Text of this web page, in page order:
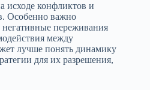
исходе конфликтов и
Особенно важно
негативные переживания
между
лучше понять динамику
для их разрешения,